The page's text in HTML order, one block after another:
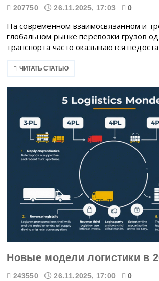
207750 26.11.2025, 17:03 0
На современном взаимосвязанном и
глобальном рынке перевозки грузов
транспорта часто оказываются
ЧИТАТЬ СТАТЬЮ
Новые модели логистики в
243550 26.11.2025, 17:00 0